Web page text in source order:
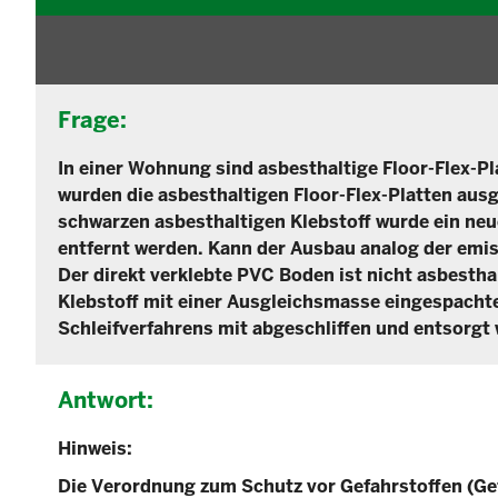
Frage:
In einer Wohnung sind asbesthaltige Floor-Flex-
wurden die asbesthaltigen Floor-Flex-Platten
schwarzen asbesthaltigen Klebstoff wurde ein
entfernt werden. Kann der Ausbau analog der
Der direkt verklebte PVC Boden ist nicht
Klebstoff mit einer Ausgleichsmasse
Schleifverfahrens mit abgeschliffen und
Antwort:
Hinweis:
Die Verordnung zum Schutz vor Gefahrstoffen